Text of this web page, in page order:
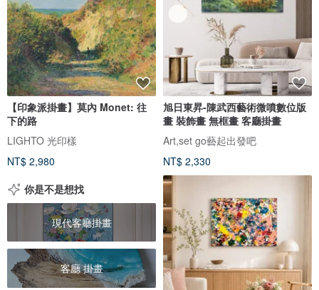
【印象派掛畫】莫內 Monet: 往
下的路
LIGHTO 光印樣
NT$ 2,980
旭日東昇-陳武西藝術微噴數位版
畫 裝飾畫 無框畫 客廳掛畫
Art,set go藝起出發吧
NT$ 2,330
你是不是想找
現代客廳掛畫
客廳 掛畫